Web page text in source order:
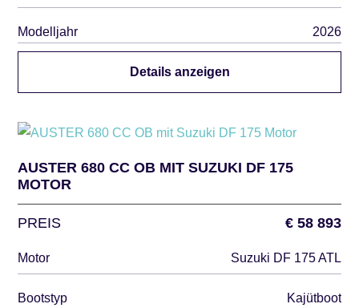
Modelljahr 2026
Details anzeigen
AUSTER 680 CC OB MIT SUZUKI DF 175
MOTOR
PREIS € 58 893
Motor Suzuki DF 175 ATL
Bootstyp Kajütboot